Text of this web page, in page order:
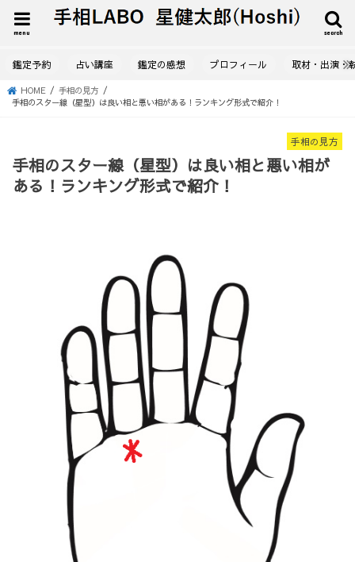
search
menu
鑑定予約 占い講座 鑑定の感想 プロフィール 取材・出演・
HOME
手相の見方
手相のスター線（星型）は良い相と悪い相がある！ランキング形式で紹介！
手相の見方
手相のスター線（星型）は良い相と悪い相が
ある！ランキング形式で紹介！